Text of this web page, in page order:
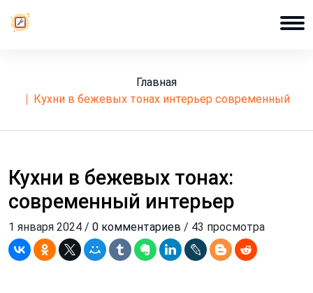
Главная
кухни в бежевых тонах интерьер современный
Кухни в бежевых тонах:
современный интерьер
1 января 2024 / 0 комментариев / 43 просмотра